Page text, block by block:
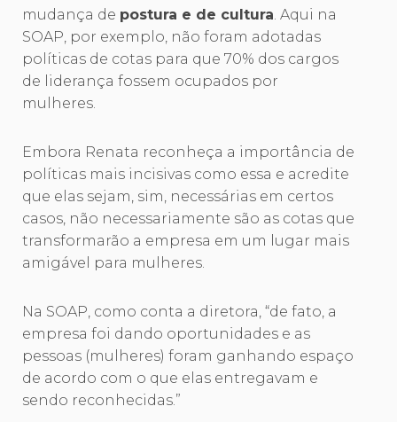
mudança de postura e de cultura. Aqui na
SOAP, por exemplo, não foram adotadas
políticas de cotas para que 70% dos cargos
de liderança fossem ocupados por
mulheres.
Embora Renata reconheça a importância de
políticas mais incisivas como essa e acredite
que elas sejam, sim, necessárias em certos
casos, não necessariamente são as cotas que
transformarão a empresa em um lugar mais
amigável para mulheres.
Na SOAP, como conta a diretora, “de fato, a
empresa foi dando oportunidades e as
pessoas (mulheres) foram ganhando espaço
de acordo com o que elas entregavam e
sendo reconhecidas.”